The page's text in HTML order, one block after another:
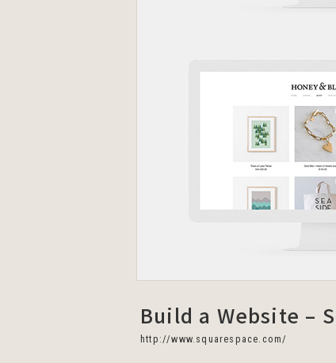
Build a Website –
http://www.squarespace.com/